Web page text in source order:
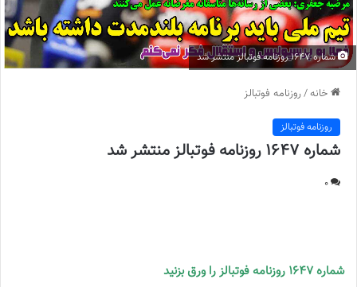
شماره 1647 روزنامه فوتبالز منتشر شد
خانه/روزنامه فوتبالز
روزنامه فوتبالز
شماره 1647 روزنامه فوتبالز منتشر شد
0
شماره 1647 روزنامه فوتبالز را ورق بزنید